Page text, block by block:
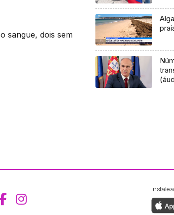
sangue, dois sem
Aceder ao Facebook da RTP
Aceder ao Instagram da
Instale